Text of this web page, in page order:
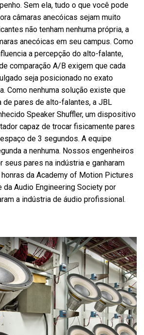
Sem ela, tudo o que você pode
câmaras anecóicas sejam muito
não tenham nenhuma própria, a
anecóicas em seu campus. Como
a percepção do alto-falante,
comparação A/B exigem que cada
seja posicionado no exato
Como nenhuma solução existe que
de pares de alto-falantes, a JBL
Speaker Shuffler, um dispositivo
capaz de trocar fisicamente pares
de 3 segundos. A equipe
a nenhuma. Nossos engenheiros
seus pares na indústria e ganharam
da Academy of Motion Pictures
da Audio Engineering Society por
a indústria de áudio profissional.